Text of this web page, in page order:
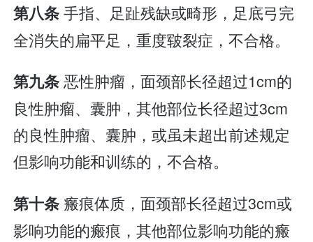
第八条手指、足趾残缺或畸形，足底弓完
全消失的扁平足，重度皲裂症，不合格。
第九条恶性肿瘤，面颈部长径超过1cm的
良性肿瘤、囊肿，其他部位长径超过3cm
的良性肿瘤、囊肿，或虽未超出前述规定
但影响功能和训练的，不合格。
第十条 瘢痕体质，面颈部长径超过3cm或
影响功能的瘢痕，其他部位影响功能的瘢